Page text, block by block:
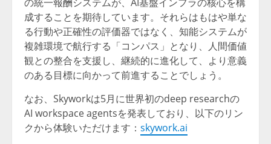
の統一報酬システムが、AI基盤インフラの核心を構
成することを期待しています。それらはもはや単な
る行動や正確性の評価器ではなく、知能システムが
複雑環境で航行する「コンパス」となり、人間価値
観との整合を支援し、継続的に進化して、より意義
のある目標に向かって前進することでしょう。
なお、Skyworkは5月に世界初のdeep researchの
AI workspace agentsを発表しており、以下のリン
クから体験いただけます： skywork.ai